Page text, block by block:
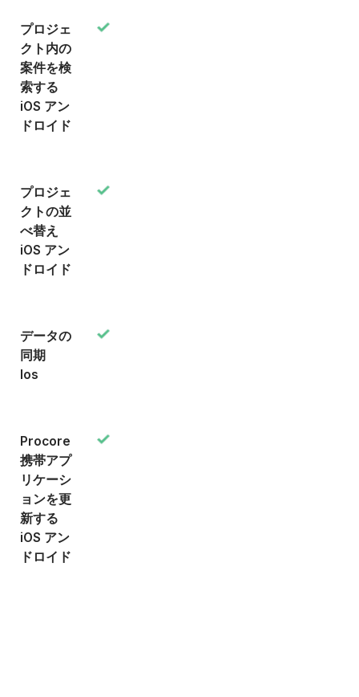
プロジェ
クト内の
案件を検
索する
iOS アン
ドロイド
プロジェ
クトの並
べ替え
iOS アン
ドロイド
データの
同期
Ios
Procore
携帯アプ
リケーシ
ョンを更
新する
iOS アン
ドロイド